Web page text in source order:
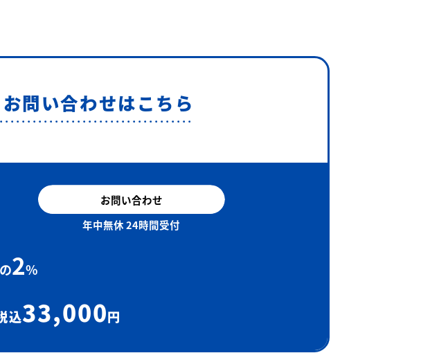
問い合わせはこちら
お問い合わせ
年中無休 24時間受付
2%
込33,000円